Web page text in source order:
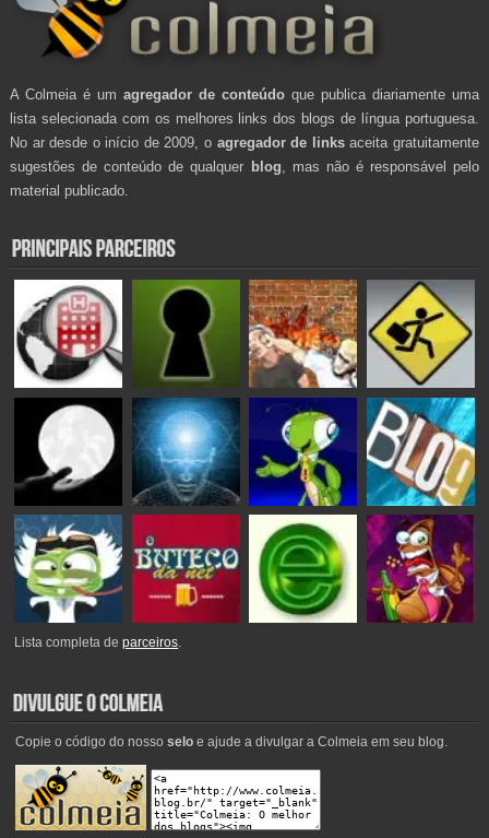
A Colmeia é um agregador de conteúdo que publica diariamente uma
lista selecionada com os melhores links dos blogs de língua portuguesa.
No ar desde o início de 2009, o agregador de linksaceita gratuitamente
sugestões de conteúdo de qualquer blog , mas não é responsável pelo
material publicado.
Lista completa deparceiros.
Copie o código do nosso seloe ajude a divulgar a Colmeia em seu blog.